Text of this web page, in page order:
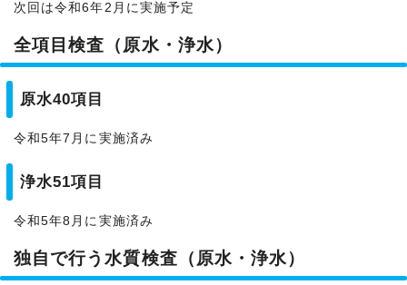
次回は令和6年2月に実施予定
全項目検査（原水・浄水）
原水40項目
令和5年7月に実施済み
浄水51項目
令和5年8月に実施済み
独自で行う水質検査（原水・浄水）